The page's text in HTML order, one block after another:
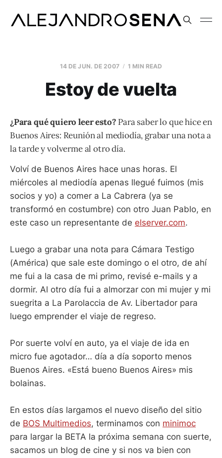
14 DE JUN. DE 2007 1 MIN READ
Estoy de vuelta
¿Para qué quiero leer esto? Para saber lo que hice en
Buenos Aires: Reunión al mediodía, grabar una nota a
la tarde y volverme al otro día.
Volví de Buenos Aires hace unas horas. El
miércoles al mediodía apenas llegué fuimos (mis
socios y yo) a comer a La Cabrera (ya se
transformó en costumbre) con otro Juan Pablo, en
este caso un representante de elserver.com.
Luego a grabar una nota para Cámara Testigo
(América) que sale este domingo o el otro, de ahí
me fui a la casa de mi primo, revisé e-mails y a
dormir. Al otro día fui a almorzar con mi mujer y mi
suegrita a La Parolaccia de Av. Libertador para
luego emprender el viaje de regreso.
Por suerte volví en auto, ya el viaje de ida en
micro fue agotador… día a día soporto menos
Buenos Aires. «Está bueno Buenos Aires» mis
bolainas.
En estos días largamos el nuevo diseño del sitio
de BOS Multimedios, terminamos con minimoc
para largar la BETA la próxima semana con suerte,
sacamos un blog de cine y si nos va bien con